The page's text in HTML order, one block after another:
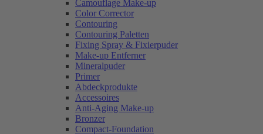
Camouflage Make-up
Color Corrector
Contouring
Contouring Paletten
Fixing Spray & Fixierpuder
Make-up Entferner
Mineralpuder
Primer
Abdeckprodukte
Accessoires
Anti-Aging Make-up
Bronzer
Compact-Foundation